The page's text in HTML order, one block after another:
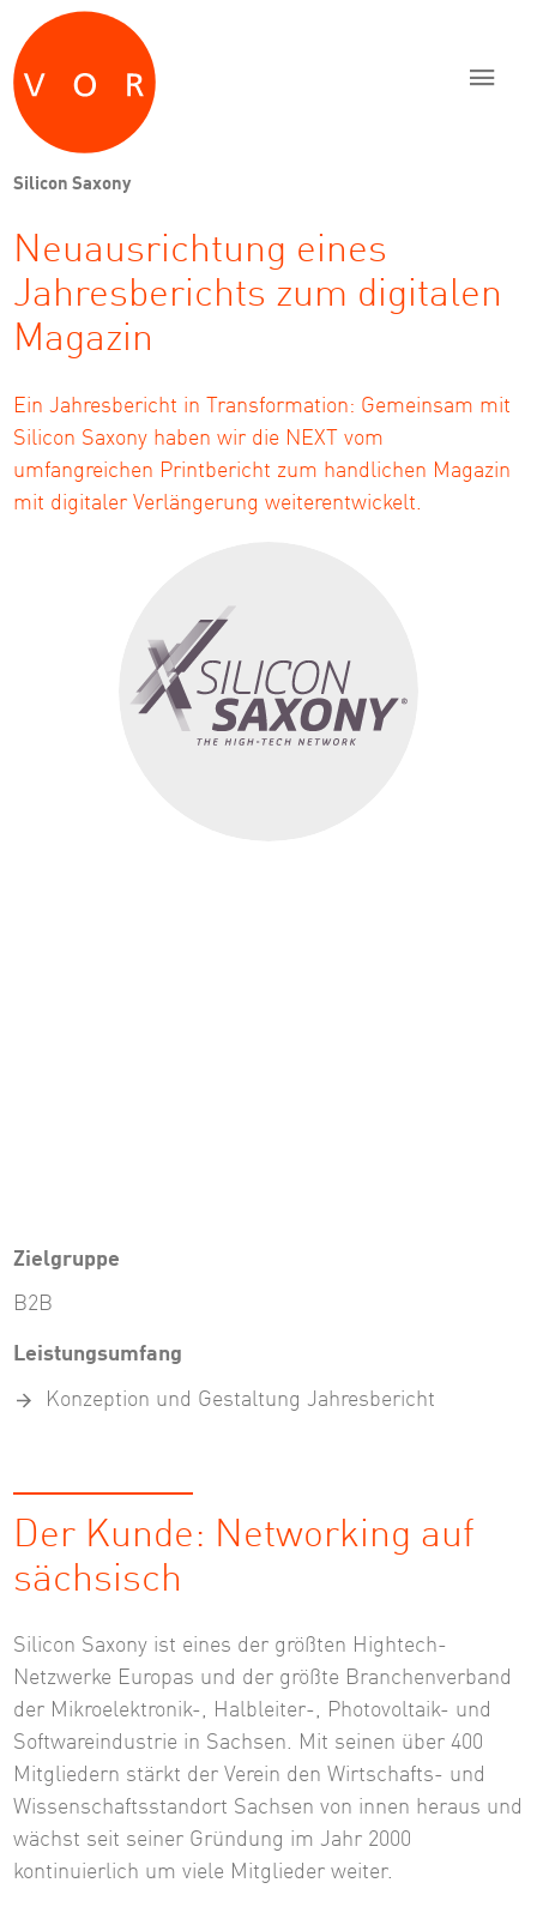
Zum Inhalt springen
Zur Navigation springen
Zum Fußbereich und Kontakt springen
Silicon Saxony
Neuausrichtung eines
Jahresberichts zum digitalen
Magazin
Ein Jahresbericht in Transformation: Gemeinsam mit
Silicon Saxony haben wir die NEXT vom
umfangreichen Printbericht zum handlichen Magazin
mit digitaler Verlängerung weiterentwickelt.
Zielgruppe
B2B
Leistungsumfang
Konzeption und Gestaltung Jahresbericht
Der Kunde: Networking auf
sächsisch
Silicon Saxony ist eines der größten Hightech-
Netzwerke Europas und der größte Branchenverband
der Mikroelektronik-, Halbleiter-, Photovoltaik- und
Softwareindustrie in Sachsen. Mit seinen über 400
Mitgliedern stärkt der Verein den Wirtschafts- und
Wissenschaftsstandort Sachsen von innen heraus und
wächst seit seiner Gründung im Jahr 2000
kontinuierlich um viele Mitglieder weiter.